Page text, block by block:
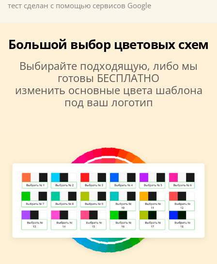
тест сделан с помощью сервисов Google
Большой выбор цветовых схем
Выбирайте подходящую, либо мы
готовы БЕСПЛАТНО
изменить основные цвета шаблона
под ваш логотип